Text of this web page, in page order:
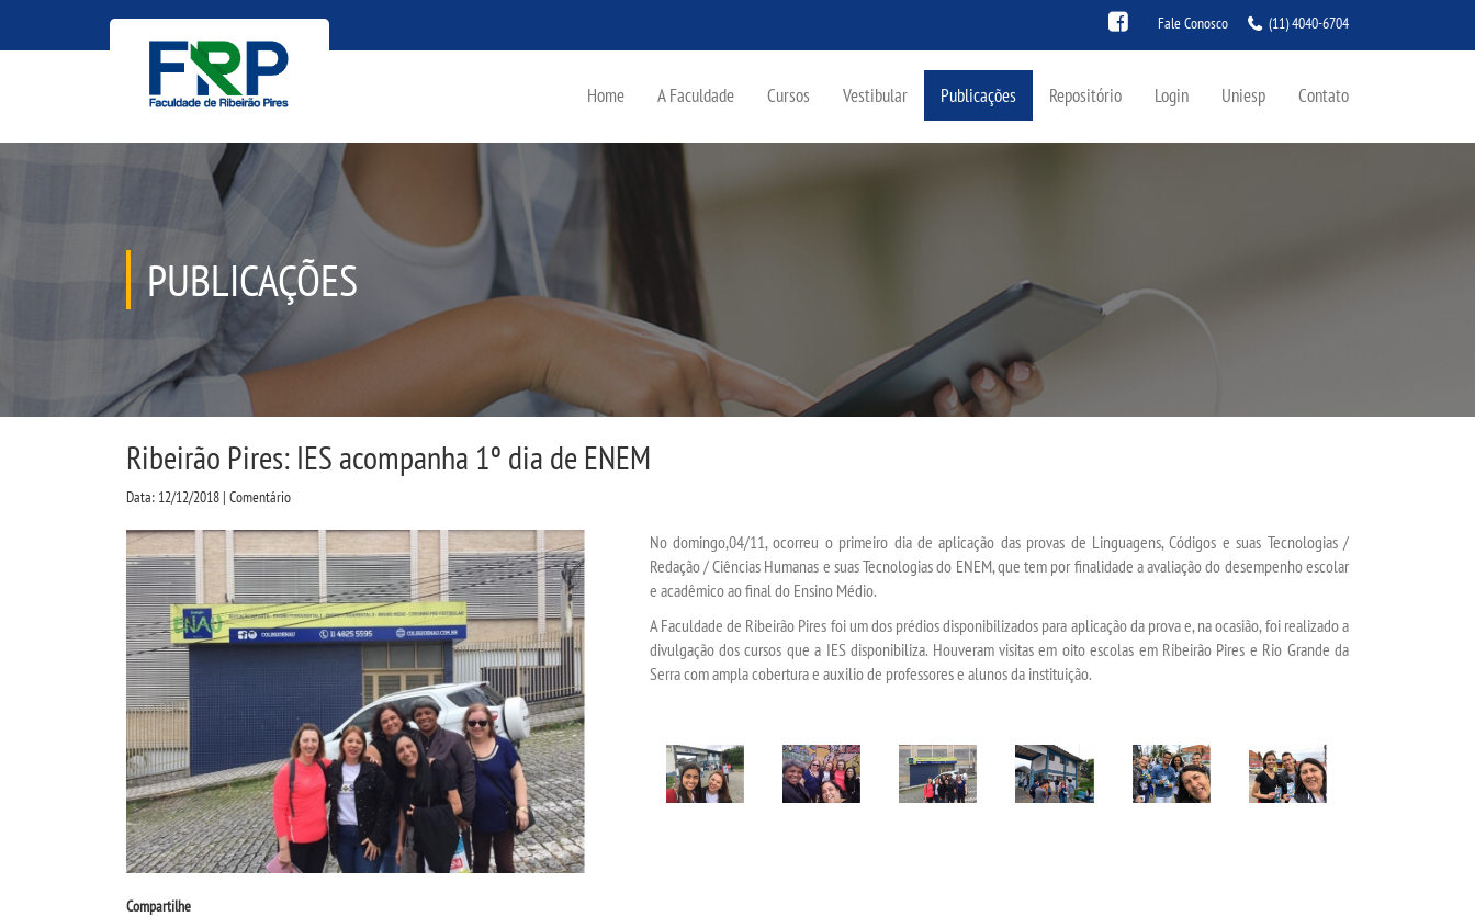
Fale Conosco (11) 4040-6704
Home A Faculdade Cursos Vestibular Publicações Repositório Login Uniesp Contato
PUBLICAÇÕES
Ribeirão Pires: IES acompanha 1º dia de ENEM
Data: 12/12/2018 | Comentário
Compartilhe
No domingo,04/11, ocorreu o primeiro dia de aplicação das provas de Linguagens, Códigos e suas Tecnologias /
Redação / Ciências Humanas e suas Tecnologias do ENEM, que tem por finalidade a avaliação do desempenho escolar
e acadêmico ao final do Ensino Médio.
A Faculdade de Ribeirão Pires foi um dos prédios disponibilizados para aplicação da prova e, na ocasião, foi realizado a
divulgação dos cursos que a IES disponibiliza. Houveram visitas em oito escolas em Ribeirão Pires e Rio Grande da
Serra com ampla cobertura e auxilio de professores e alunos da instituição.